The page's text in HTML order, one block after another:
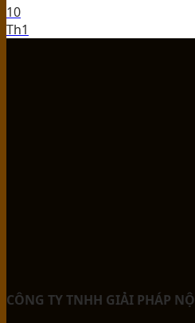
10
Th1
CÔNG TY TNHH GIẢI PHÁP